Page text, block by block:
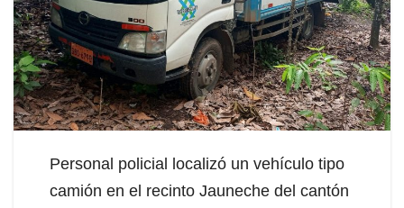
Personal policial localizó un vehículo tipo
camión en el recinto Jauneche del cantón